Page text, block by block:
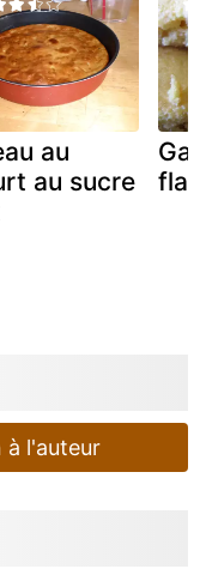
au
au sucre
à l'auteur